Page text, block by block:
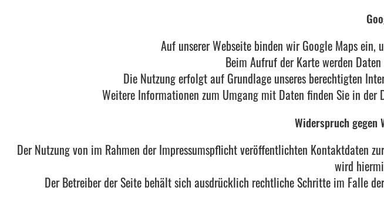
Auf unserer Webseite binden wir Google Maps ein,
Beim Aufruf der Karte werden
Die Nutzung erfolgt auf Grundlage unseres berechtigten
Weitere Informationen zum Umgang mit Daten finden Sie in der
Widerspruch gegen
Der Nutzung von im Rahmen der Impressumspflicht veröffentlichten Kontaktdaten
wird
Der Betreiber der Seite behält sich ausdrücklich rechtliche Schritte im Falle